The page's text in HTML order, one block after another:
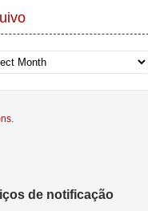
.
de notificação